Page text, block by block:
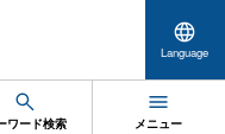
Language
ワード検索 メニュー